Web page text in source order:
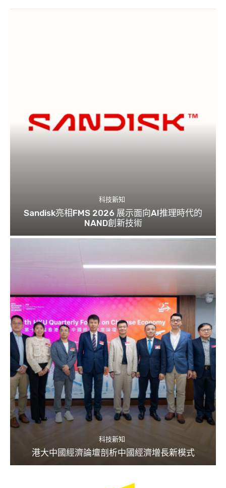
科技新知
Sandisk亮相FMS 2026 展示面向AI推理時代的
NAND創新技術
科技新知
港大中國經濟論壇剖析中國經濟增長新模式